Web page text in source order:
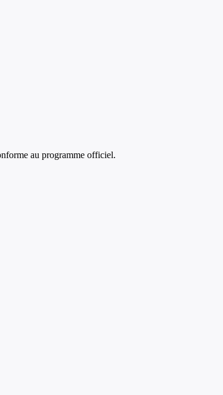
au programme officiel.